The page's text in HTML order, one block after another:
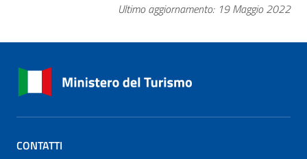
Ultimo aggiornamento: 19 Maggio 2022
CONTATTI